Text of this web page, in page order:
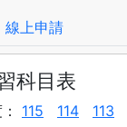
線上申請
科目表
115 114 113